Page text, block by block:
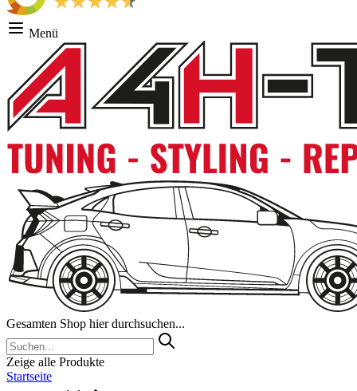
Menü
Gesamten Shop hier durchsuchen...
Zeige alle Produkte
Startseite